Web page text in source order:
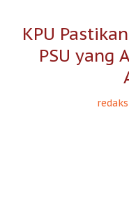
KPU
PSU yang